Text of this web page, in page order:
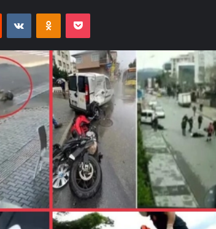
Reddit VKontakteOdnoklassniki
Pocket